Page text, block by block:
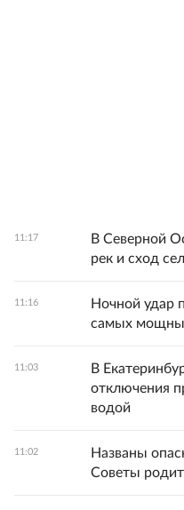
11:17
В Северной
рек и сход
11:16
Ночной удар
самых
11:03
В
отключения
водой
11:02
Названы
Советы